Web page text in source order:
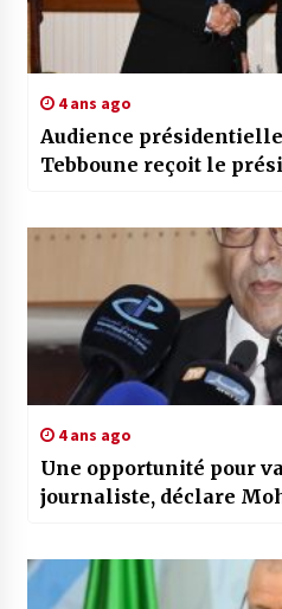
4 ans ago
Audience
Tebboune reçoit le
4 ans ago
Une opportunité pour
journaliste, déclare